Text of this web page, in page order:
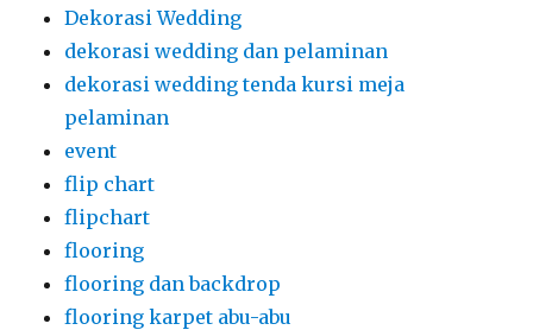
Dekorasi Wedding
dekorasi wedding dan pelaminan
dekorasi wedding tenda kursi meja
pelaminan
event
flip chart
flipchart
flooring
flooring dan backdrop
flooring karpet abu-abu